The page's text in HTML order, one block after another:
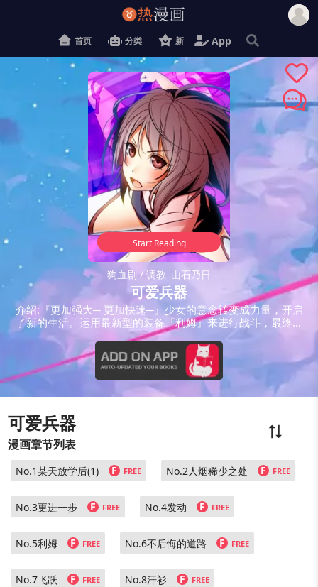
首页 分类 新 App
Start Reading
狗血剧 / 调教 山石乃日
可爱兵器
介绍:『更加强大─ 更加快速─』少女的意念转变成力量，开启
了新的生活。运用最新型的装备『利姆』来进行战斗，最终的
结果将会如何─
可爱兵器
漫画章节列表
No.1某天放学后(1) F FREE No.2人烟稀少之处 F FREE
No.3更进一步 F FREE No.4发动 F FREE
No.5利姆 F FREE No.6不后悔的道路 F FREE
No.7飞跃 F FREE No.8汗衫 F FREE